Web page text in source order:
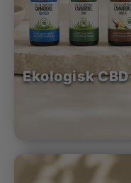
Ekologisk